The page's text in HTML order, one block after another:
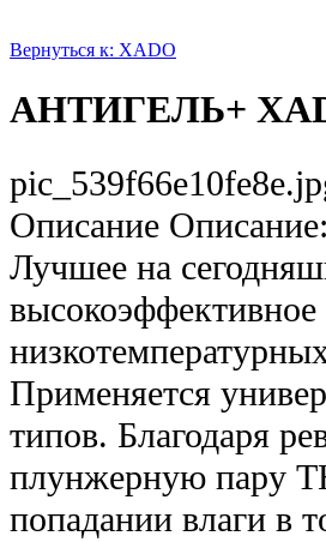
Вернуться к: XADO
АНТИГЕЛЬ+
Описание Описание:
Лучшее на
Применяется
типов. Благодаря
плунжерную пару
попадании влаги в